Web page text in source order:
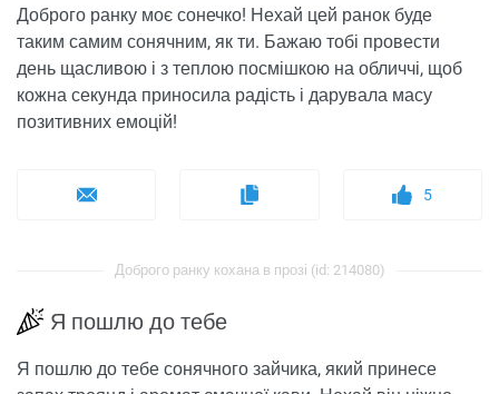
Доброго ранку моє сонечко! Нехай цей ранок буде
таким самим сонячним, як ти. Бажаю тобі провести
день щасливою і з теплою посмішкою на обличчі, щоб
кожна секунда приносила радість і дарувала масу
позитивних емоцій!
5
Доброго ранку кохана в прозі (id: 214080)
Я пошлю до тебе
Я пошлю до тебе сонячного зайчика, який принесе